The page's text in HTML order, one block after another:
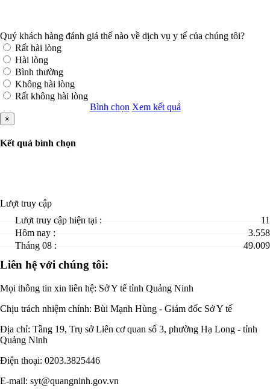
Quý khách hàng đánh giá thế nào về dịch vụ y tế của chúng tôi?
Rất hài lòng
Hài lòng
Bình thường
Không hài lòng
Rất không hài lòng
Bình chọn Xem kết quả
×
Kết quả bình chọn
Lượt truy cập
Lượt truy cập hiện tại :
11
Hôm nay :
3.558
Tháng 08 :
49.009
Liên hệ với chúng tôi:
Mọi thông tin xin liên hệ: Sở Y tế tỉnh Quảng Ninh
Chịu trách nhiệm chính: Bùi Mạnh Hùng - Giám đốc Sở Y tế
Địa chỉ: Tầng 19, Trụ sở Liên cơ quan số 3, phường Hạ Long - tỉnh
Quảng Ninh
Điện thoại: 0203.3825446
E-mail: syt@quangninh.gov.vn